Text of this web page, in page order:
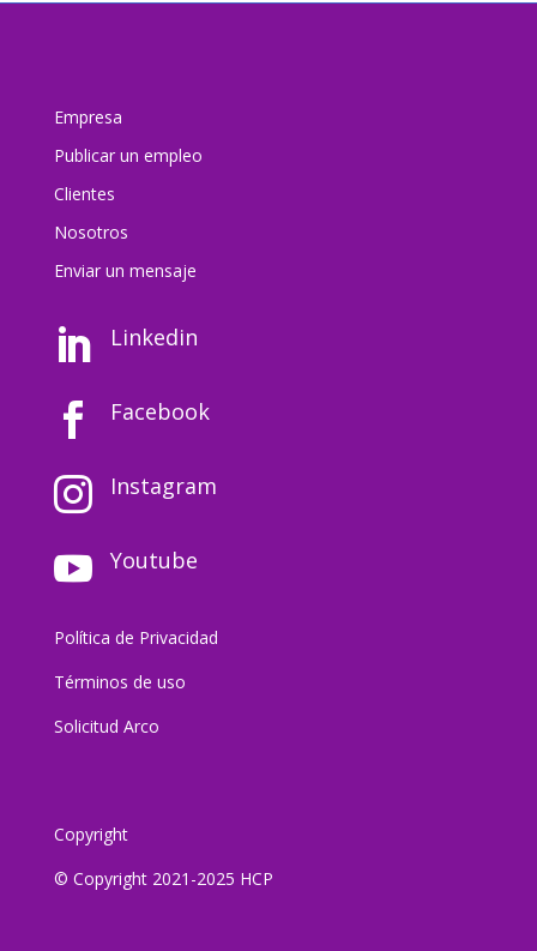
Empresa
Publicar un empleo
Clientes
Nosotros
Enviar un mensaje
 Linkedin
 Facebook
 Instagram
 Youtube
Política de Privacidad
Términos de uso
Solicitud Arco
Copyright
© Copyright 2021-2025 HCP